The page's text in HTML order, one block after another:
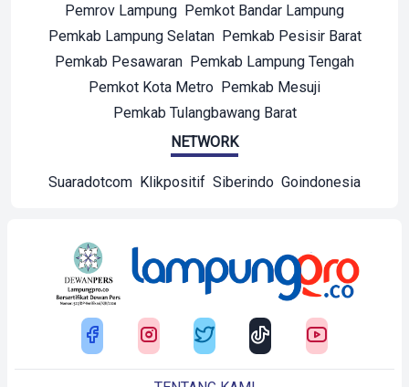
Pemrov Lampung Pemkot Bandar Lampung
Pemkab Lampung Selatan Pemkab Pesisir Barat
Pemkab Pesawaran Pemkab Lampung Tengah
Pemkot Kota Metro Pemkab Mesuji
Pemkab Tulangbawang Barat
NETWORK
Suaradotcom Klikpositif Siberindo Goindonesia